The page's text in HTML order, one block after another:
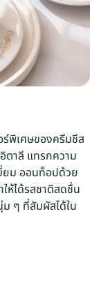
ร์พิเศษของครีมชีส
ตาลี แทรกความ
ยม ออนท็อปด้วย
ห้ได้รสชาติสดชื่น
ๆ ที่สัมผัสได้ใน